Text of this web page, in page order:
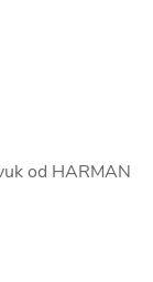
od HARMAN